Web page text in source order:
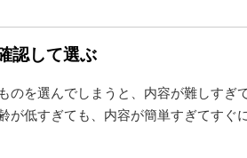
認して選ぶ
のを選んでしまうと、内容が難しすぎ
が低すぎても、内容が簡単すぎてすぐ